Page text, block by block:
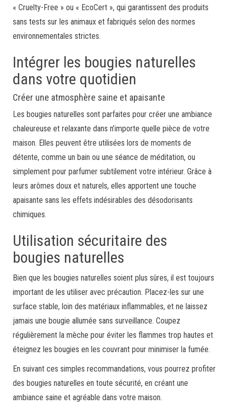
« Cruelty-Free » ou « EcoCert », qui garantissent des produits
sans tests sur les animaux et fabriqués selon des normes
environnementales strictes.
Intégrer les bougies naturelles
dans votre quotidien
Créer une atmosphère saine et apaisante
Les bougies naturelles sont parfaites pour créer une ambiance
chaleureuse et relaxante dans n’importe quelle pièce de votre
maison. Elles peuvent être utilisées lors de moments de
détente, comme un bain ou une séance de méditation, ou
simplement pour parfumer subtilement votre intérieur. Grâce à
leurs arômes doux et naturels, elles apportent une touche
apaisante sans les effets indésirables des désodorisants
chimiques.
Utilisation sécuritaire des
bougies naturelles
Bien que les bougies naturelles soient plus sûres, il est toujours
important de les utiliser avec précaution. Placez-les sur une
surface stable, loin des matériaux inflammables, et ne laissez
jamais une bougie allumée sans surveillance. Coupez
régulièrement la mèche pour éviter les flammes trop hautes et
éteignez les bougies en les couvrant pour minimiser la fumée.
En suivant ces simples recommandations, vous pourrez profiter
des bougies naturelles en toute sécurité, en créant une
ambiance saine et agréable dans votre maison.